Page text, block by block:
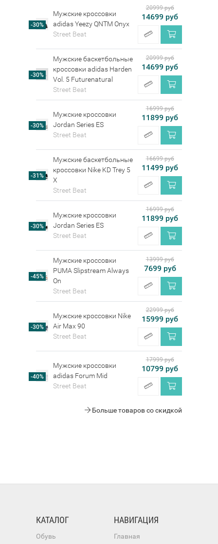
-30%
Мужские кроссовки
adidas Yeezy QNTM Onyx
Street Beat
20999 руб
14699 руб
-30%
Мужские баскетбольные
кроссовки adidas Harden
Vol. 5 Futurenatural
Street Beat
20999 руб
14699 руб
-30%
Мужские кроссовки
Jordan Series ES
Street Beat
16999 руб
11899 руб
-31%
Мужские баскетбольные
кроссовки Nike KD Trey 5
X
Street Beat
16699 руб
11499 руб
-30%
Мужские кроссовки
Jordan Series ES
Street Beat
16999 руб
11899 руб
-45%
Мужские кроссовки
PUMA Slipstream Always
On
Street Beat
13999 руб
7699 руб
-30%
Мужские кроссовки Nike
Air Max 90
Street Beat
22999 руб
15999 руб
-40%
Мужские кроссовки
adidas Forum Mid
Street Beat
17999 руб
10799 руб
Больше товаров со скидкой
КАТАЛОГ
Обувь
НАВИГАЦИЯ
Главная